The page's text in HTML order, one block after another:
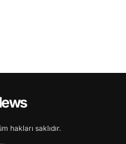
hakları saklıdır.